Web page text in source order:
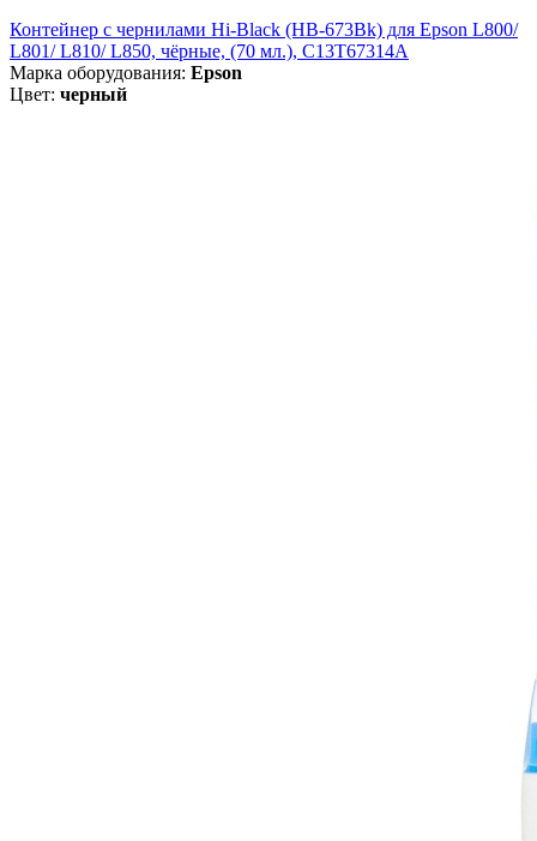
Контейнер с чернилами Hi-Black (HB-673Bk) для Epson L800/
L801/ L810/ L850, чёрные, (70 мл.), C13T67314A
Марка оборудования: Epson
Цвет: черный